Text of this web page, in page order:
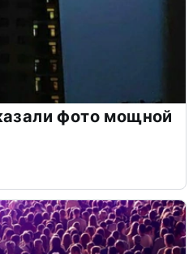
фото мощной